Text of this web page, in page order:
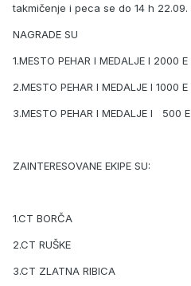
takmičenje i peca se do 14 h 22.09.
NAGRADE SU
1.MESTO PEHAR I MEDALJE I 2000 E
2.MESTO PEHAR I MEDALJE I 1000 E
3.MESTO PEHAR I MEDALJE I 500 E
ZAINTERESOVANE EKIPE SU:
1.CT BORČA
2.CT RUŠKE
3.CT ZLATNA RIBICA